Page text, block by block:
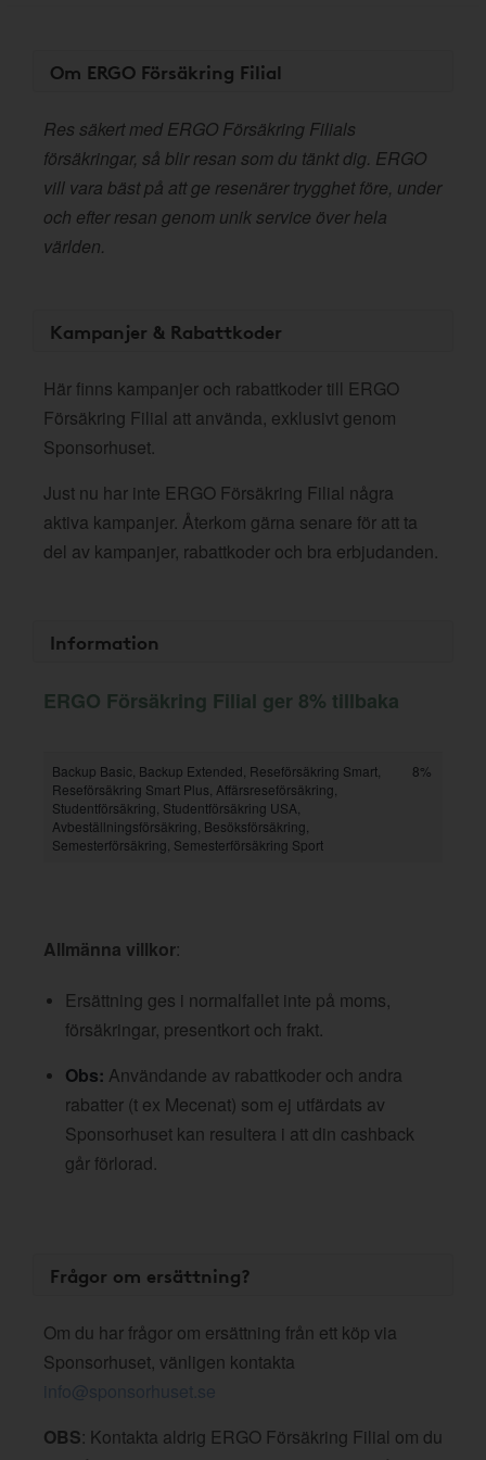
Om ERGO Försäkring Filial
Res säkert med ERGO Försäkring Filials
försäkringar, så blir resan som du tänkt dig. ERGO
vill vara bäst på att ge resenärer trygghet före, under
och efter resan genom unik service över hela
världen.
Kampanjer & Rabattkoder
Här finns kampanjer och rabattkoder till ERGO
Försäkring Filial att använda, exklusivt genom
Sponsorhuset.
Just nu har inte ERGO Försäkring Filial några
aktiva kampanjer. Återkom gärna senare för att ta
del av kampanjer, rabattkoder och bra erbjudanden.
Information
ERGO Försäkring Filial ger 8% tillbaka
Backup Basic, Backup Extended, Reseförsäkring Smart,
Reseförsäkring Smart Plus, Affärsreseförsäkring,
Studentförsäkring, Studentförsäkring USA,
Avbeställningsförsäkring, Besöksförsäkring,
Semesterförsäkring, Semesterförsäkring Sport
8%
Allmänna villkor:
Ersättning ges i normalfallet inte på moms,
försäkringar, presentkort och frakt.
Obs: Användande av rabattkoder och andra
rabatter (t ex Mecenat) som ej utfärdats av
Sponsorhuset kan resultera i att din cashback
går förlorad.
Frågor om ersättning?
Om du har frågor om ersättning från ett köp via
Sponsorhuset, vänligen kontakta
info@sponsorhuset.se
OBS: Kontakta aldrig ERGO Försäkring Filial om du